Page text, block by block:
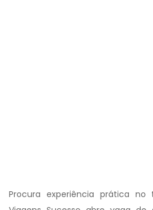
Procura experiência prática no